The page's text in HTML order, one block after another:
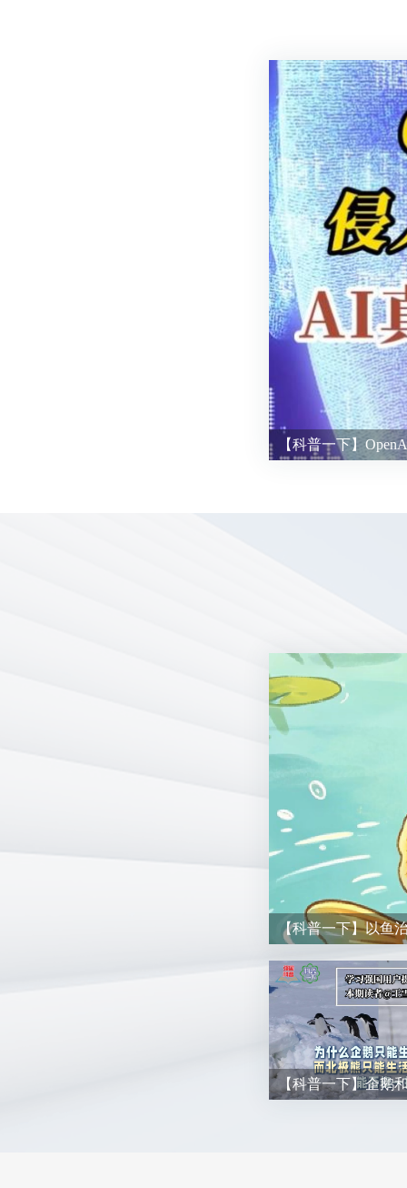
【科普一下】
【科普一下】以鱼